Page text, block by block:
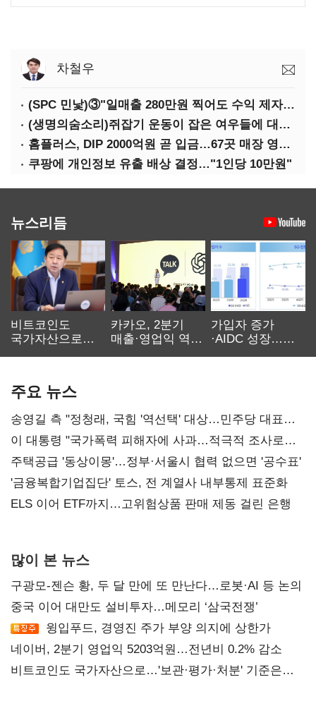
차철우
(SPC 민낯)③"일매출 280만원 찍어도 수익 제자리"…점주 울리는 '상시 할인'
(생명의숨소리)쥐잡기 운동이 잡은 여우들에 대하여
홈플러스, DIP 2000억원 곧 입금…67곳 매장 영업 재개 예정
쿠팡에 개인정보 유출 배상 결정…"1인당 10만원"
뉴스리듬
비트코인도
국가자산으로…'
카카오, 2분기
매출·영업익 역대
가입자 증가
·AIDC 성장…
주요 뉴스
송영길 측 "정청래, 국힘 '역선택' 대상…민주당 대표로
총선 지휘 못해"
이 대통령 "국가폭력 피해자에 사과…적극적 조사로
진실 밝혀야"
주택공급 '동상이몽'…정부·서울시 협력 없으면 '공수표'
'금융복합기업집단' 토스, 전 계열사 내부통제 표준화
ELS 이어 ETF까지…고위험상품 판매 제동 걸린 은행
많이 본 뉴스
구광모-젠슨 황, 두 달 만에 또 만난다…로봇·AI 등 논의
중국 이어 대만도 설비투자…메모리 ‘삼국전쟁’
윙입푸드, 경영진 주가 부양 의지에 상한가
네이버, 2분기 영업익 5203억원…전년비 0.2% 감소
비트코인도 국가자산으로…'보관·평가·처분' 기준은